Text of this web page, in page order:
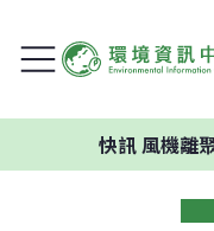
風機離聚落、學